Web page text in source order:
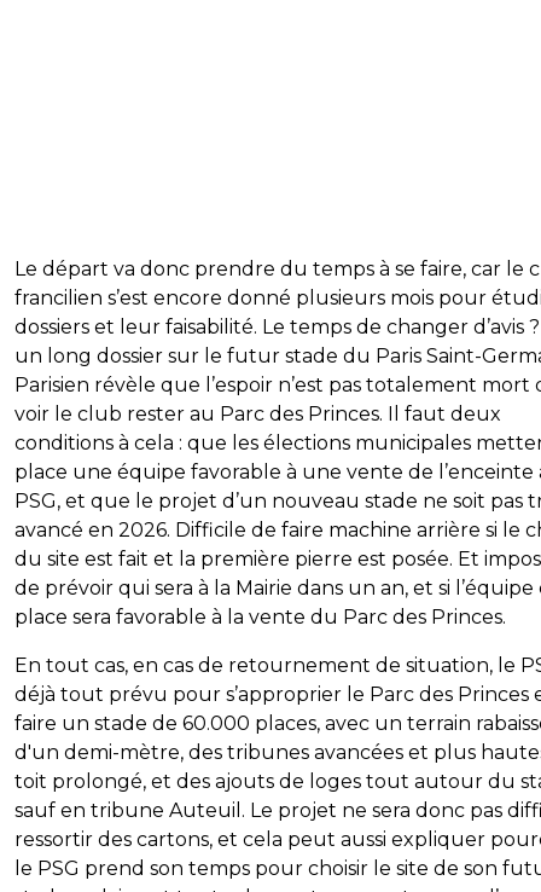
Le départ va donc prendre du temps à se faire, car le
francilien s’est encore donné plusieurs mois pour
dossiers et leur faisabilité. Le temps de changer d’avis
un long dossier sur le futur stade du Paris Saint-
Parisien révèle que l’espoir n’est pas totalement mort
voir le club rester au Parc des Princes. Il faut deux
conditions à cela : que les élections municipales
place une équipe favorable à une vente de l’enceinte
PSG, et que le projet d’un nouveau stade ne soit pas
avancé en 2026. Difficile de faire machine arrière si le
du site est fait et la première pierre est posée. Et
de prévoir qui sera à la Mairie dans un an, et si l’équipe
place sera favorable à la vente du Parc des Princes.
En tout cas, en cas de retournement de situation, le
déjà tout prévu pour s’approprier le Parc des Princes
faire un stade de 60.000 places, avec un terrain
d'un demi-mètre, des tribunes avancées et plus
toit prolongé, et des ajouts de loges tout autour du
sauf en tribune Auteuil. Le projet ne sera donc pas
ressortir des cartons, et cela peut aussi expliquer
le PSG prend son temps pour choisir le site de son